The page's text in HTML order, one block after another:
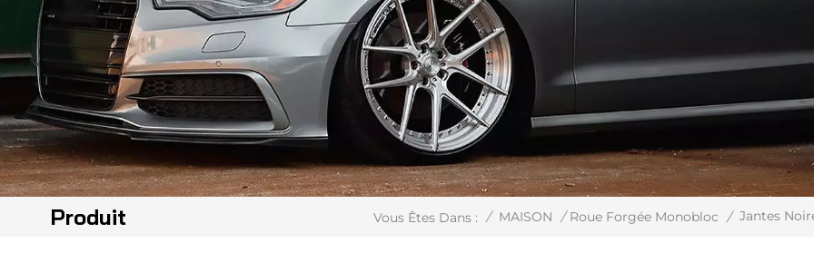
Produit Vous Êtes Dans : / MAISON / Roue Forgée Monobloc / Jantes